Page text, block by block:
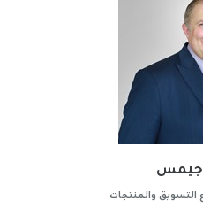
جيمس
التسويق والمنتجات